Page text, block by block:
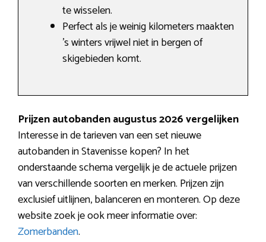
te wisselen.
Perfect als je weinig kilometers maakten
’s winters vrijwel niet in bergen of
skigebieden komt.
Prijzen autobanden augustus 2026 vergelijken
Interesse in de tarieven van een set nieuwe
autobanden in Stavenisse kopen? In het
onderstaande schema vergelijk je de actuele prijzen
van verschillende soorten en merken. Prijzen zijn
exclusief uitlijnen, balanceren en monteren. Op deze
website zoek je ook meer informatie over:
Zomerbanden.